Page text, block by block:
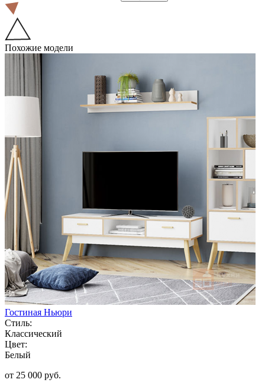
Похожие модели
Гостиная Ньюри
Стиль:
Классический
Цвет:
Белый
от 25 000 руб.